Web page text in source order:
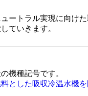
ートラル実現に向け
ていきます。
機種記号です。
とした吸収冷温水機